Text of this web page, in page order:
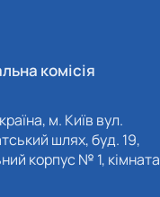
комісія
м. Київ вул.
шлях, буд. 19,
корпус № 1, кімната